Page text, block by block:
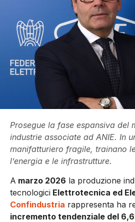
Prosegue la fase espansiva del
industrie associate ad ANIE. In
manifatturiero fragile, trainano
l’energia e le infrastrutture.
A marzo 2026 la produzione
tecnologici Elettrotecnica ed
Confindustria rappresenta ha
incremento tendenziale del